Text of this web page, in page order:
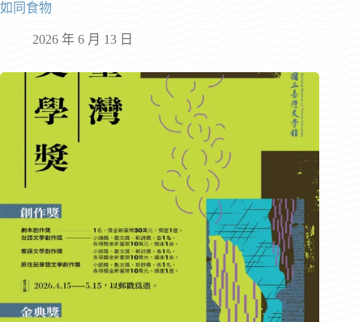
如同食物
2026 年 6 月 13 日